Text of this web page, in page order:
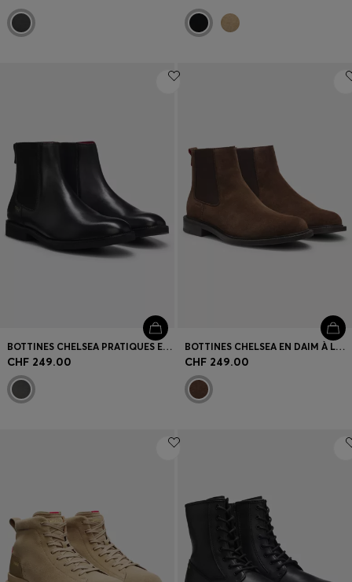
BOTTINES CHELSEA PRATIQUES EN CUIR LISSE
CHF 249.00
BOTTINES CHELSEA EN DAIM À LOGO GAUFRÉ
CHF 249.00